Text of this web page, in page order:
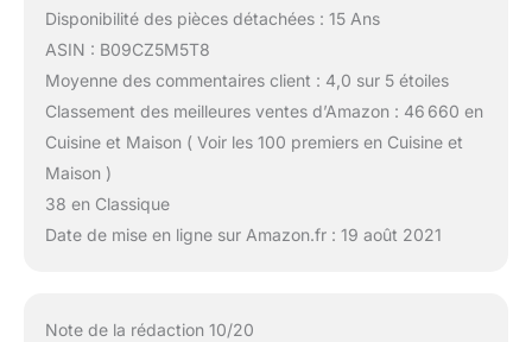
Disponibilité des pièces détachées : 15 Ans
ASIN : B09CZ5M5T8
Moyenne des commentaires client : 4,0 sur 5 étoiles
Classement des meilleures ventes d’Amazon : 46 660 en
Cuisine et Maison ( Voir les 100 premiers en Cuisine et
Maison )
38 en Classique
Date de mise en ligne sur Amazon.fr : 19 août 2021
Note de la rédaction 10/20